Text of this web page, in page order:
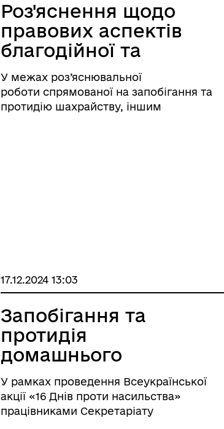
Роз'яснення щодо
правових аспектів
благодійної та
волонтерської
діяльності
У межах роз’яснювальної
роботи спрямованої на запобігання та
протидію шахрайству, іншим
17.12.2024 13:03
Запобігання та
протидія
домашнього
насильства!
У рамках проведення Всеукраїнської
акції «16 Днів проти насильства»
працівниками Секретаріату